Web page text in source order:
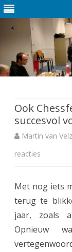
Ook
succesvol
Martin van
reacties
O
k
C
Met nog iets
terug te
jaar, zoals
Opnieuw